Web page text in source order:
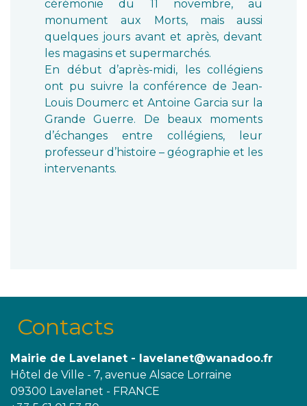
cérémonie du 11 novembre, au
monument aux Morts, mais aussi
quelques jours avant et après, devant
les magasins et supermarchés.
En début d’après-midi, les collégiens
ont pu suivre la conférence de Jean-
Louis Doumerc et Antoine Garcia sur la
Grande Guerre. De beaux moments
d’échanges entre collégiens, leur
professeur d’histoire – géographie et les
intervenants.
Contacts
Mairie de Lavelanet - lavelanet@wanadoo.fr
Hôtel de Ville - 7, avenue Alsace Lorraine
09300 Lavelanet - FRANCE